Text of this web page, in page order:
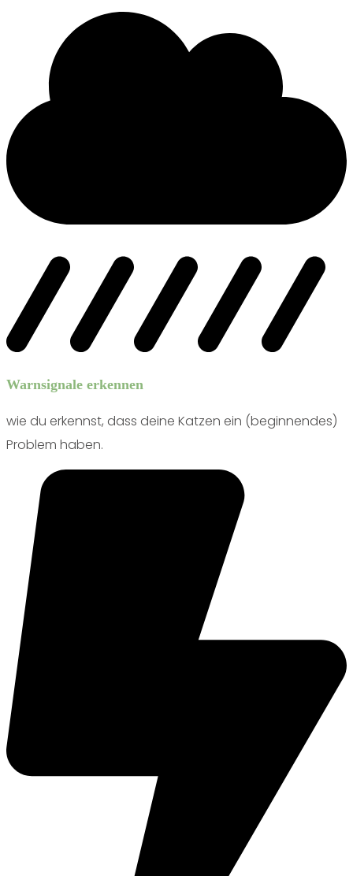
Warnsignale erkennen
wie du erkennst, dass deine Katzen ein (beginnendes)
Problem haben.